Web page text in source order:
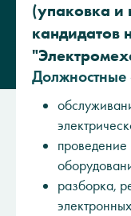
(упаковка и
кандидатов
Должностные
разборка,